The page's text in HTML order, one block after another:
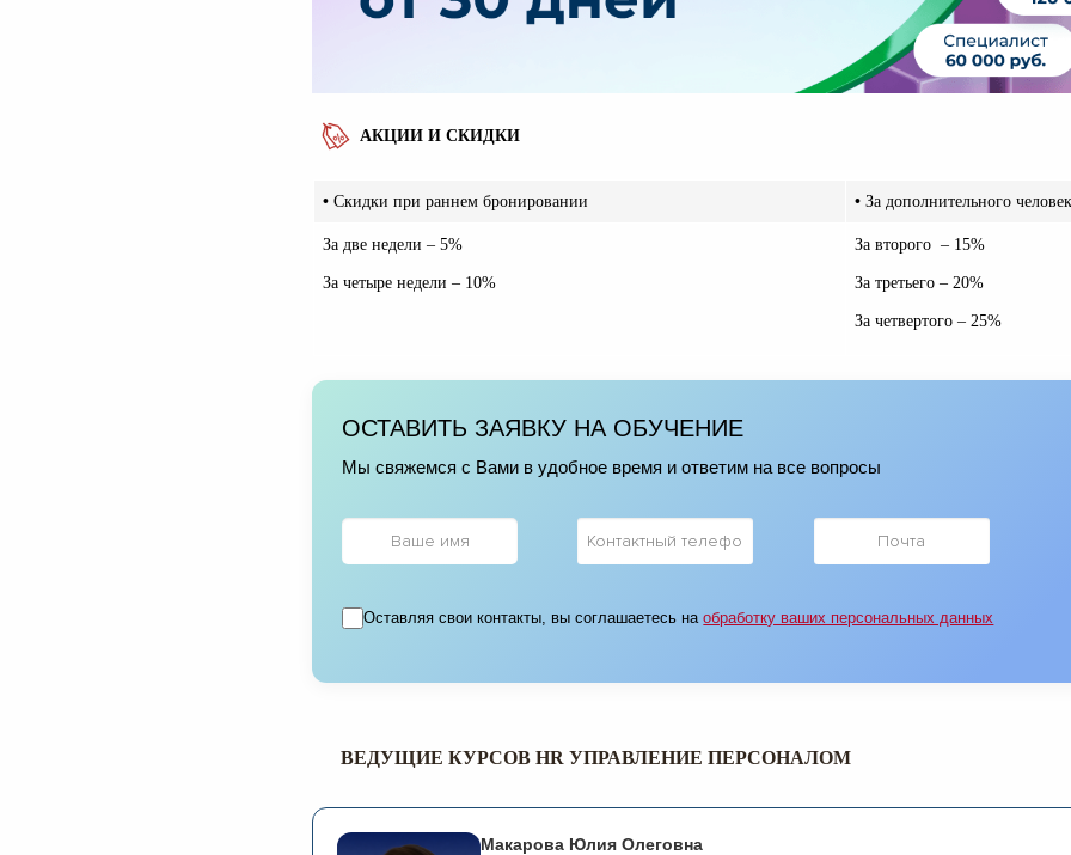
АКЦИИ И СКИДКИ
• Скидки при раннем бронировании • За дополнительного
За две недели – 5%
За четыре недели – 10%
За второго – 15%
За третьего – 20%
За четвертого – 25%
ОСТАВИТЬ ЗАЯВКУ НА ОБУЧЕНИЕ
Мы свяжемся с Вами в удобное время и ответим на все вопросы
Оставляя свои контакты, вы соглашаетесь наобработку ваших персональных данных
ВЕДУЩИЕ КУРСОВ HR УПРАВЛЕНИЕ ПЕРСОНАЛОМ
Макарова Юлия Олеговна